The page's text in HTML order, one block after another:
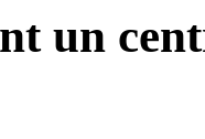
un